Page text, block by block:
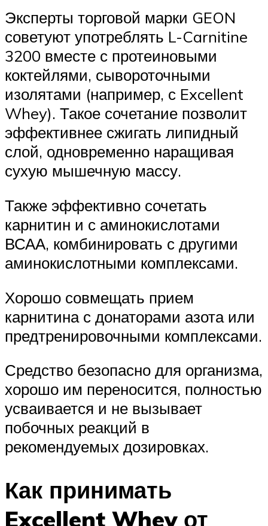
Эксперты торговой марки GEON
советуют употреблять L-Carnitine
3200 вместе с протеиновыми
коктейлями, сывороточными
изолятами (например, с Excellent
Whey). Такое сочетание позволит
эффективнее сжигать липидный
слой, одновременно наращивая
сухую мышечную массу.
Также эффективно сочетать
карнитин и с аминокислотами
ВСАА, комбинировать с другими
аминокислотными комплексами.
Хорошо совмещать прием
карнитина с донаторами азота или
предтренировочными комплексами.
Средство безопасно для организма,
хорошо им переносится, полностью
усваивается и не вызывает
побочных реакций в
рекомендуемых дозировках.
Как принимать
Excellent Whey от